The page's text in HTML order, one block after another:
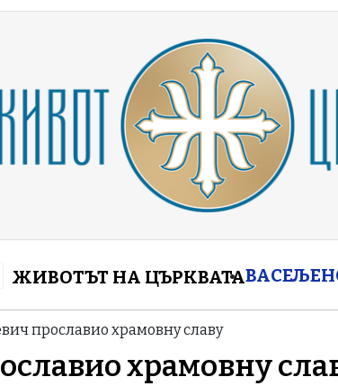
ЖИВОТЪТ НА ЦЪРКВАТА
прославио храмовну славу
храмовну